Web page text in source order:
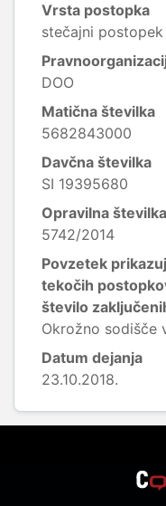
Vrsta postopka
stečajni
DOO
Matična številka
5682843000
Davčna številka
SI 19395680
Opravilna številka
5742/2014
Povzetek
tekočih
število
Okrožno sodišče
Datum dejanja
23.10.2018.